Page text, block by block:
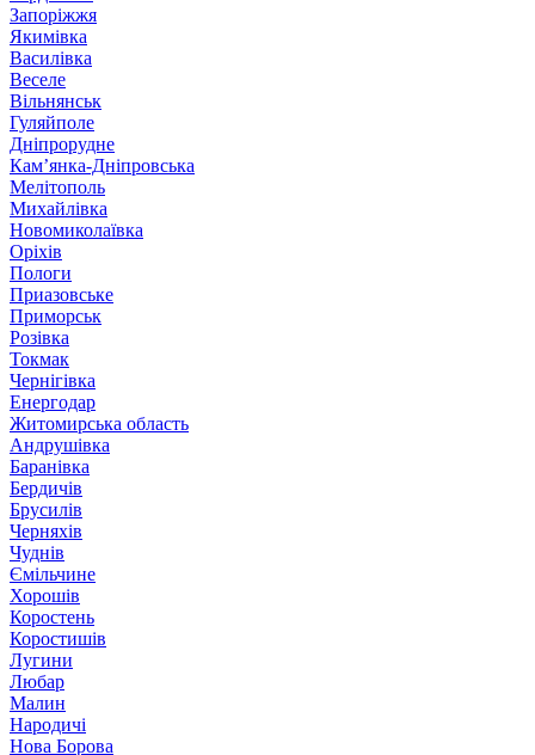
Запоріжжя
Якимівка
Василівка
Веселе
Вільнянськ
Гуляйполе
Дніпрорудне
Кам’янка-Дніпровська
Мелітополь
Михайлівка
Новомиколаївка
Оріхів
Пологи
Приазовське
Приморськ
Розівка
Токмак
Чернігівка
Енергодар
Житомирська область
Андрушівка
Баранівка
Бердичів
Брусилів
Черняхів
Чуднів
Ємільчине
Хорошів
Коростень
Коростишів
Лугини
Любар
Малин
Народичі
Нова Борова